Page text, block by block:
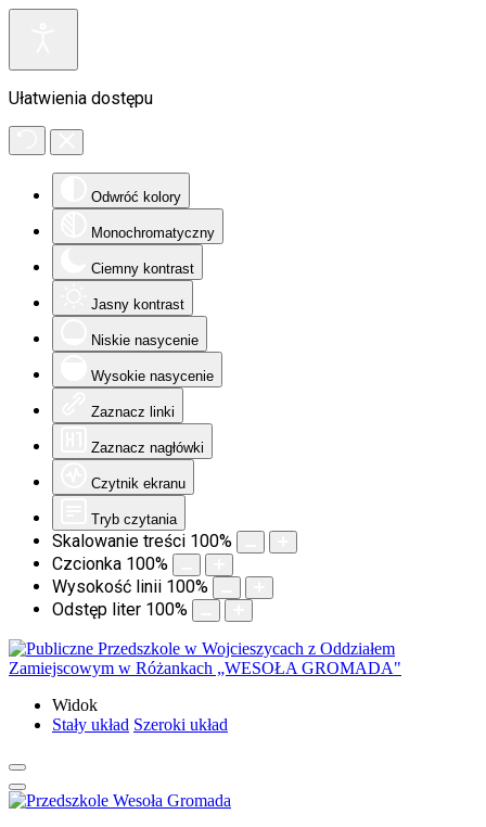
Ułatwienia dostępu
Odwróć kolory
Monochromatyczny
Ciemny kontrast
Jasny kontrast
Niskie nasycenie
Wysokie nasycenie
Zaznacz linki
Zaznacz nagłówki
Czytnik ekranu
Tryb czytania
Skalowanie treści 100%
Czcionka 100%
Wysokość linii 100%
Odstęp liter 100%
Widok
Stały układ Szeroki układ